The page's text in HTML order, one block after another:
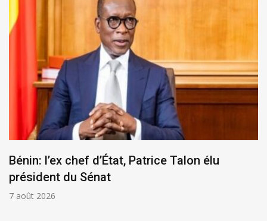
Bénin: l’ex chef d’État, Patrice Talon élu
président du Sénat
7 août 2026